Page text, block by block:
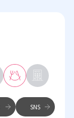
SNS